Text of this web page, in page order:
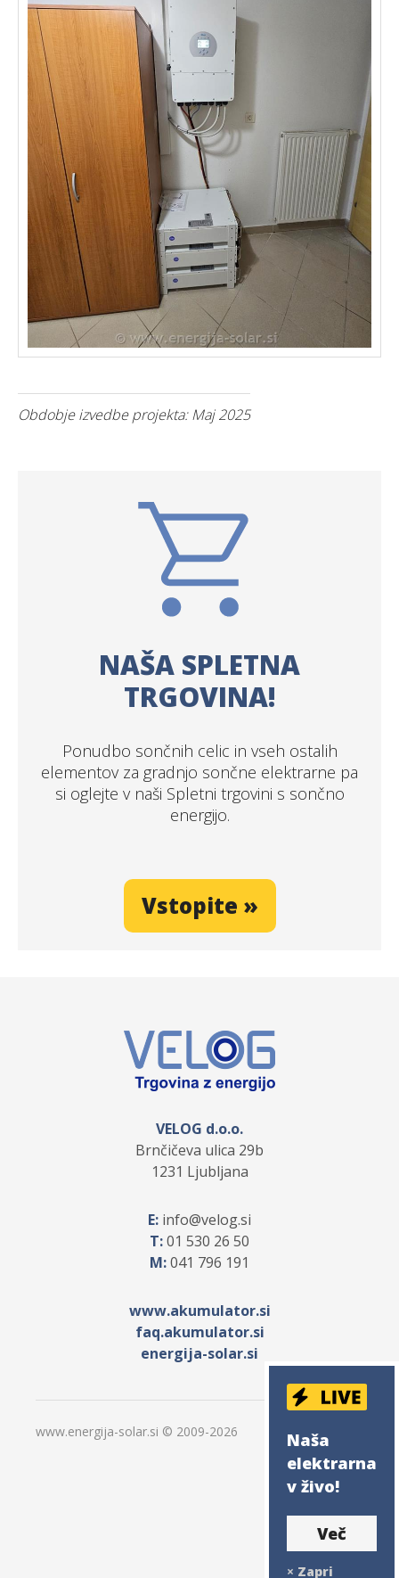
Naša
elektrarna
v živo!
Več
× Zapri
Obdobje izvedbe projekta: Maj 2025
NAŠA SPLETNA
TRGOVINA!
Ponudbo sončnih celic in vseh ostalih
elementov za gradnjo sončne elektrarne pa
si oglejte v naši Spletni trgovini s sončno
energijo.
Vstopite »
VELOG d.o.o.
Brnčičeva ulica 29b
1231 Ljubljana
E: info
velog.si
T:01 530 26 50
M:041 796 191
www.akumulator.si
faq.akumulator.si
energija-solar.si
www.energija-solar.si © 2009-2026